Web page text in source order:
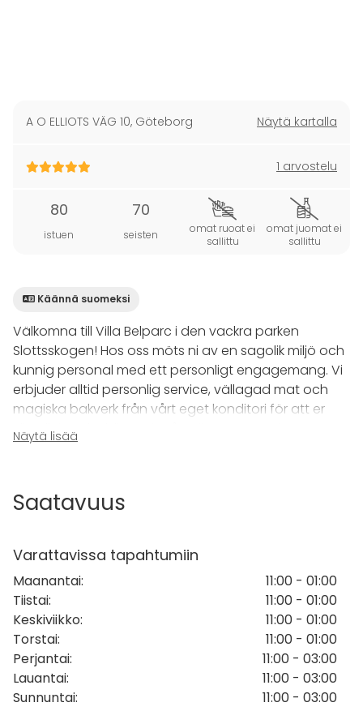
A O ELLIOTS VÄG 10, Göteborg Näytä kartalla
1 arvostelu
80
istuen
70
seisten
omat ruoat ei
sallittu
omat juomat ei
sallittu
Käännä suomeksi
Välkomna till Villa Belparc i den vackra parken
Slottsskogen! Hos oss möts ni av en sagolik miljö och
kunnig personal med ett personligt engagemang. Vi
erbjuder alltid personlig service, vällagad mat och
magiska bakverk från vårt eget konditori för att er
tillställning ska bli precis så unik som ni önskar.
Stora Dammens fontän. Rummet är beläget en
70 personer. Det är ett rum som passar utmärkt för
det mindre bröllopet, festen eller konferensen.
Planerar ni fest finns både en mindre bar och ett
dansgolv tillgängligt för er som vill fira, och vi på Villa
Belparc har en lång erfarenhet av att arrangera just
fest och bröllop. Om ni istället ska hålla en
inspirerande konferens är rummet fullt utrustat med
projektor, dator, whiteboard och blädderblock.
Näytä lisää
Saatavuus
Varattavissa tapahtumiin
Maanantai:
11:00 - 01:00
Tiistai:
11:00 - 01:00
Keskiviikko:
11:00 - 01:00
Torstai:
11:00 - 01:00
Perjantai:
11:00 - 03:00
Lauantai:
11:00 - 03:00
Sunnuntai: 11:00 - 03:00